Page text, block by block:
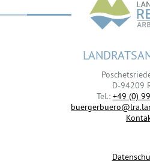
D-94209
Tel.: +49 (0)